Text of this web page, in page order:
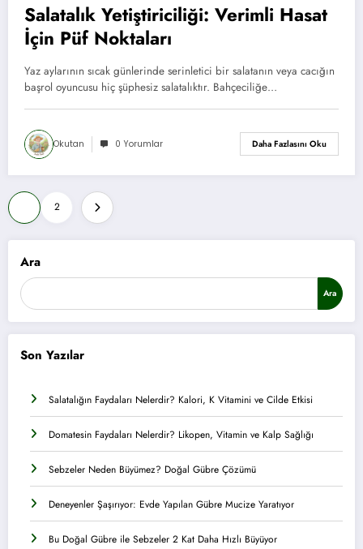
Ara
Ara
Son Yazılar
Salatalığın Faydaları Nelerdir? Kalori, K Vitamini ve Cilde Etkisi
Domatesin Faydaları Nelerdir? Likopen, Vitamin ve Kalp Sağlığı
Sebzeler Neden Büyümez? Doğal Gübre Çözümü
Deneyenler Şaşırıyor: Evde Yapılan Gübre Mucize Yaratıyor
Bu Doğal Gübre ile Sebzeler 2 Kat Daha Hızlı Büyüyor
Salatalık Yetiştiriciliği: Verimli Hasat
İçin Püf Noktaları
Yaz aylarının sıcak günlerinde serinletici bir salatanın veya cacığın
başrol oyuncusu hiç şüphesiz salatalıktır. Bahçeciliğe…
Okutan 0 Yorumlar Daha Fazlasını Oku
Yazı
sayfalaması
2